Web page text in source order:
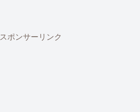
スポンサーリンク